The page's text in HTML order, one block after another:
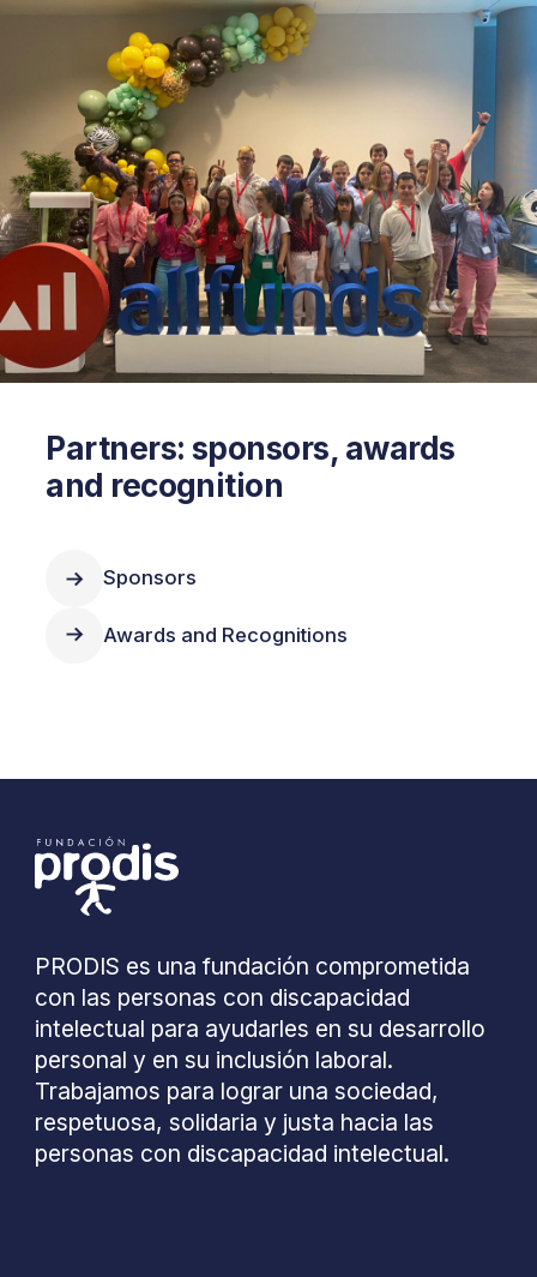
Partners: sponsors, awards
and recognition
Sponsors
Awards and Recognitions
PRODIS es una fundación comprometida
con las personas con discapacidad
intelectual para ayudarles en su desarrollo
personal y en su inclusión laboral.
Trabajamos para lograr una sociedad,
respetuosa, solidaria y justa hacia las
personas con discapacidad intelectual.